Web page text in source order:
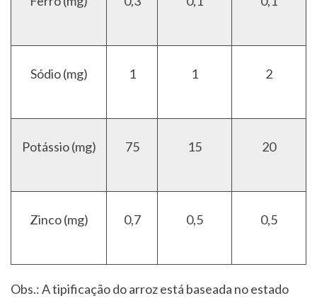
Sódio (mg) 1 1 2
Potássio (mg) 75 15 20
Zinco (mg) 0,7 0,5 0,5
Obs.: A tipificação do arroz está baseada no estado